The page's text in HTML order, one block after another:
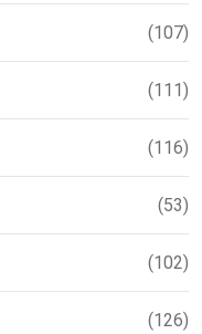
(107)
(111)
(116)
(53)
(102)
(126)